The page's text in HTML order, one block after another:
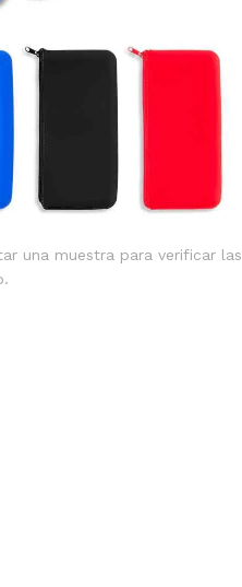
una muestra para verificar las